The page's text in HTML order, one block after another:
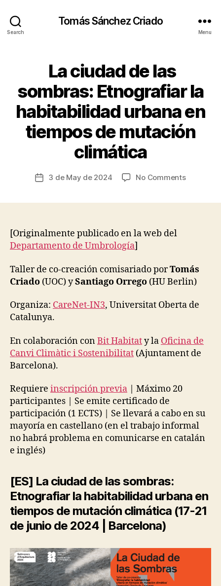
Search
Tomás Sánchez Criado
Menu
Categories
I
N
F
A
S
T
C
T
E
S
E
C
L
O
G
I
E
S
E
C
O
G
E
S
O
F
S
P
P
O
R
T
La ciudad de las
sombras: Etnografiar la
habitabilidad urbana en
tiempos de mutación
climática
Post
author
B
y
t
s
c
ri
d
Post3 de May de 2024 No Commentson
urbana
en
de
[Originalmente publicado en la web del
Departamento de Umbrología]
Taller de co-creación comisariado porTomás
Criado (UOC) ySantiago Orrego (HU Berlin)
Organiza: CareNet-IN3, Universitat Oberta de
Catalunya.
En colaboración conBit Habitaty la Oficina de
Canvi Climàtic i Sostenibilitat (Ajuntament de
Barcelona).
Requiere inscripción previa | Máximo 20
participantes | Se emite certificado de
participación (1 ECTS) | Se llevará a cabo en su
mayoría en castellano (en el trabajo informal
no habrá problema en comunicarse en catalán
e inglés)
[ES] La ciudad de las sombras:
Etnografiar la habitabilidad urbana en
tiempos de mutación climática (17-21
de junio de 2024 | Barcelona)